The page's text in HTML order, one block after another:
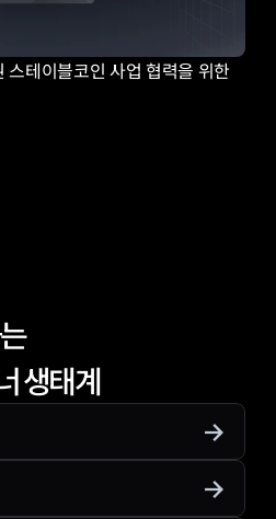
스테이블코인 사업 협력을 위한
생태계